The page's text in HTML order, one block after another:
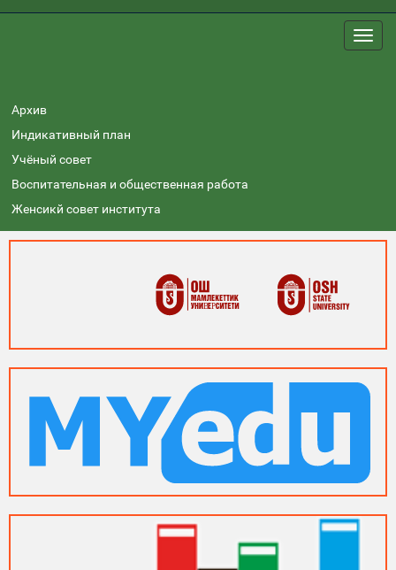
Архив
Индикативный план
Учёный совет
Воспитательная и общественная работа
Женсикй совет института